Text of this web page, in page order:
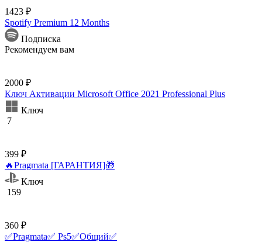
1423 ₽
Spotify Premium 12 Months
Подписка
Рекомендуем вам
2000 ₽
Ключ Активации Microsoft Office 2021 Professional Plus
Ключ
7
399 ₽
🔥Pragmata [ГАРАНТИЯ]🎁
Ключ
159
360 ₽
✅Pragmata✅ Ps5✅Общий✅